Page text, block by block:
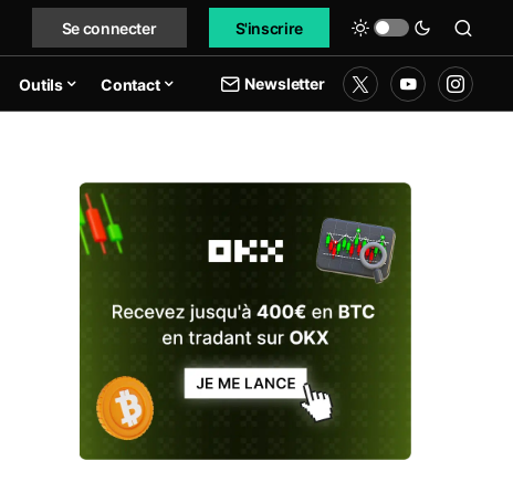
Se connecter S'inscrire
Outils Contact Newsletter